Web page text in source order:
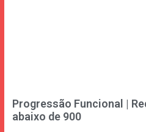
Progressão Funcional |
abaixo de 900